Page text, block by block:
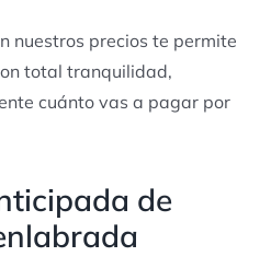
nuestros precios te permite
total tranquilidad,
cuánto vas a pagar por
de